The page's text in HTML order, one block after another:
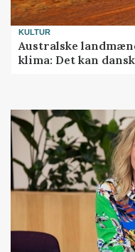
KULTUR
Australske
klima: Det kan